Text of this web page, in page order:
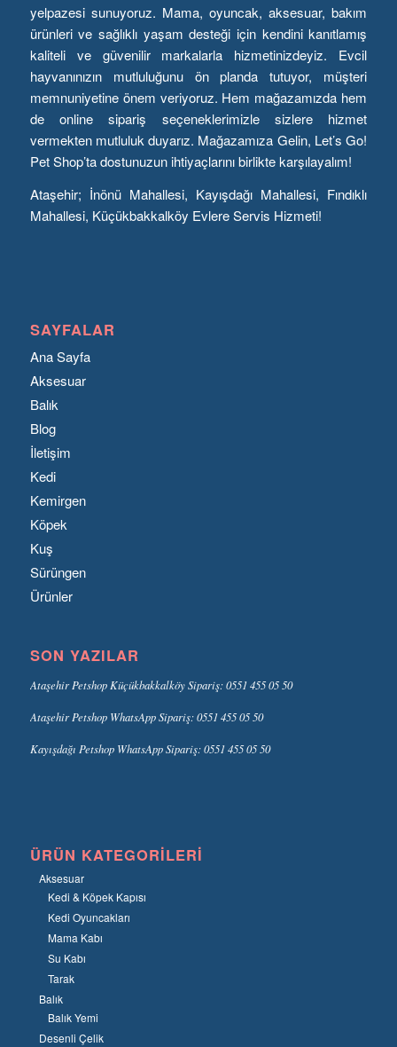
yelpazesi sunuyoruz. Mama, oyuncak, aksesuar, bakım
ürünleri ve sağlıklı yaşam desteği için kendini kanıtlamış
kaliteli ve güvenilir markalarla hizmetinizdeyiz. Evcil
hayvanınızın mutluluğunu ön planda tutuyor, müşteri
memnuniyetine önem veriyoruz. Hem mağazamızda hem
de online sipariş seçeneklerimizle sizlere hizmet
vermekten mutluluk duyarız. Mağazamıza Gelin, Let’s Go!
Pet Shop’ta dostunuzun ihtiyaçlarını birlikte karşılayalım!
Ataşehir; İnönü Mahallesi, Kayışdağı Mahallesi, Fındıklı
Mahallesi, Küçükbakkalköy Evlere Servis Hizmeti!
SAYFALAR
Ana Sayfa
Aksesuar
Balık
Blog
İletişim
Kedi
Kemirgen
Köpek
Kuş
Sürüngen
Ürünler
SON YAZILAR
Ataşehir Petshop Küçükbakkalköy Sipariş: 0551 455 05 50
Ataşehir Petshop WhatsApp Sipariş: 0551 455 05 50
Kayışdağı Petshop WhatsApp Sipariş: 0551 455 05 50
ÜRÜN KATEGORILERI
Aksesuar
Kedi & Köpek Kapısı
Kedi Oyuncakları
Mama Kabı
Su Kabı
Tarak
Balık
Balık Yemi
Desenli Çelik